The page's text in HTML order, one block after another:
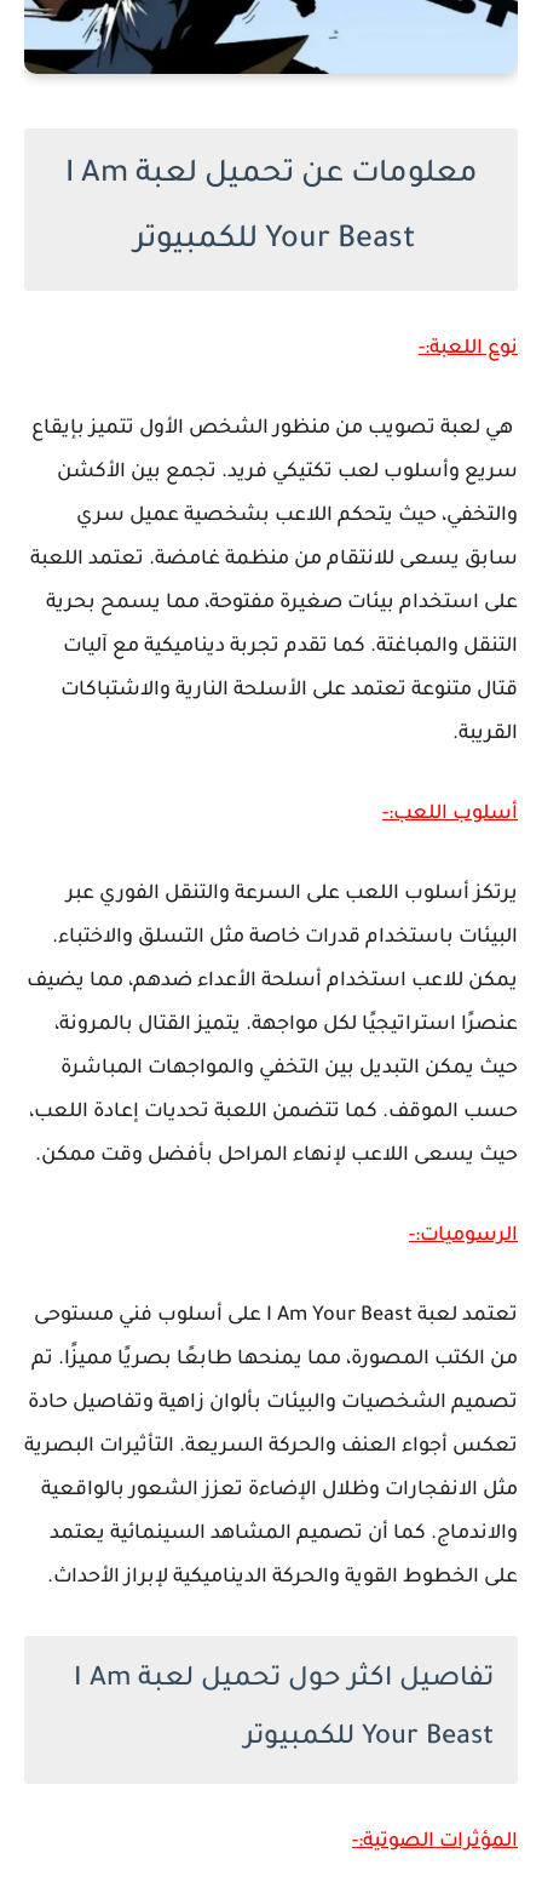
معلومات عن تحميل لعبة I Am
Your Beast للكمبيوتر
نوع اللعبة:-
هي لعبة تصويب من منظور الشخص الأول تتميز بإيقاع
سريع وأسلوب لعب تكتيكي فريد. تجمع بين الأكشن
والتخفي، حيث يتحكم اللاعب بشخصية عميل سري
سابق يسعى للانتقام من منظمة غامضة. تعتمد اللعبة
على استخدام بيئات صغيرة مفتوحة، مما يسمح بحرية
التنقل والمباغتة. كما تقدم تجربة ديناميكية مع آليات
قتال متنوعة تعتمد على الأسلحة النارية والاشتباكات
القريبة.
أسلوب اللعب:-
يرتكز أسلوب اللعب على السرعة والتنقل الفوري عبر
البيئات باستخدام قدرات خاصة مثل التسلق والاختباء.
يمكن للاعب استخدام أسلحة الأعداء ضدهم، مما يضيف
عنصرًا استراتيجيًا لكل مواجهة. يتميز القتال بالمرونة،
حيث يمكن التبديل بين التخفي والمواجهات المباشرة
حسب الموقف. كما تتضمن اللعبة تحديات إعادة اللعب،
حيث يسعى اللاعب لإنهاء المراحل بأفضل وقت ممكن.
الرسوميات:-
تعتمد لعبة I Am Your Beast على أسلوب فني مستوحى
من الكتب المصورة، مما يمنحها طابعًا بصريًا مميزًا. تم
تصميم الشخصيات والبيئات بألوان زاهية وتفاصيل حادة
تعكس أجواء العنف والحركة السريعة. التأثيرات البصرية
مثل الانفجارات وظلال الإضاءة تعزز الشعور بالواقعية
والاندماج. كما أن تصميم المشاهد السينمائية يعتمد
على الخطوط القوية والحركة الديناميكية لإبراز الأحداث.
تفاصيل اكثر حول تحميل لعبة I Am
Your Beast للكمبيوتر
المؤثرات الصوتية:-